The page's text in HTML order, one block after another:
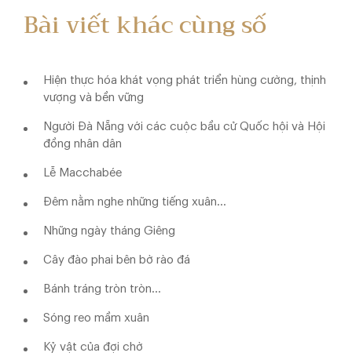
Bài viết khác cùng số
Hiện thực hóa khát vọng phát triển hùng cường, thịnh
vượng và bền vững
Người Đà Nẵng với các cuộc bầu cử Quốc hội và Hội
đồng nhân dân
Lễ Macchabée
Đêm nằm nghe những tiếng xuân...
Những ngày tháng Giêng
Cây đào phai bên bờ rào đá
Bánh tráng tròn tròn...
Sóng reo mầm xuân
Kỷ vật của đợi chờ